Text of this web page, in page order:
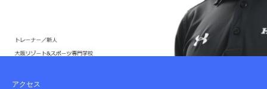
アクセス